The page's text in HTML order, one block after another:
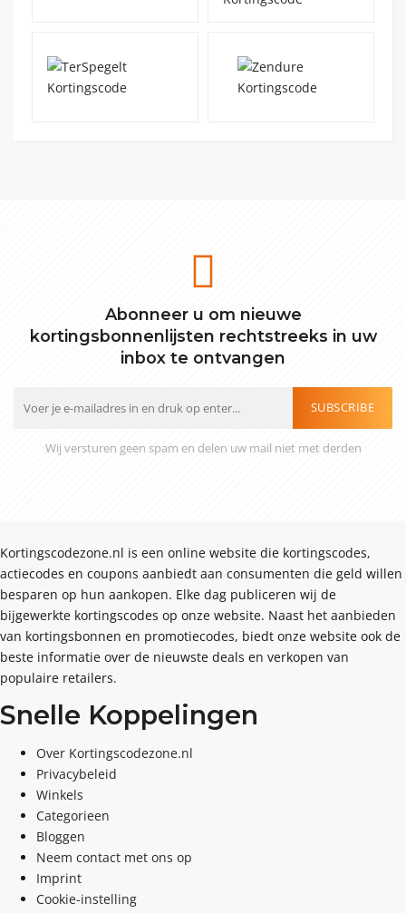
Abonneer u om nieuwe
kortingsbonnenlijsten rechtstreeks in uw
inbox te ontvangen
SUBSCRIBE
Wij versturen geen spam en delen uw mail niet met derden
Kortingscodezone.nl is een online website die kortingscodes,
actiecodes en coupons aanbiedt aan consumenten die geld willen
besparen op hun aankopen. Elke dag publiceren wij de
bijgewerkte kortingscodes op onze website. Naast het aanbieden
van kortingsbonnen en promotiecodes, biedt onze website ook de
beste informatie over de nieuwste deals en verkopen van
populaire retailers.
Snelle Koppelingen
Over Kortingscodezone.nl
Privacybeleid
Winkels
Categorieen
Bloggen
Neem contact met ons op
Imprint
Cookie-instelling